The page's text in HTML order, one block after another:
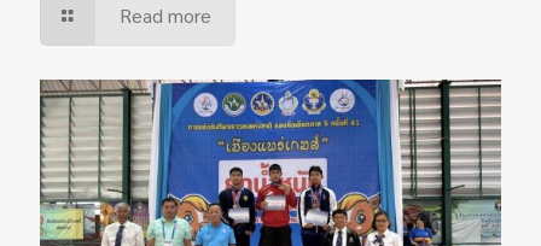
Read more